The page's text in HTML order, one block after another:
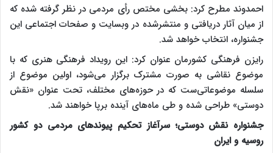
احمدوند مطرح کرد: بخشی مختص رأی مردمی در نظر گرفته شده که
از میان آثار دریافتی و منتشرشده در وبسایت و صفحات اجتماعی این
جشنواره، انتخاب خواهد شد.
رایزن فرهنگی کشورمان عنوان کرد: این رویداد فرهنگی هنری که با
موضوع نقاشی به صورت مشترک برگزار می‌شود، اولین موضوع از
سلسله موضوعاتی‌ست که در حوزه‌های مختلف، تحت عنوان «نقش
دوستی» طراحی شده و طی ماه‌های آینده برپا خواهند شد.
جشنواره نقش دوستی؛ سرآغاز تحکیم پیوندهای مردمی دو کشور
روسیه و ایران